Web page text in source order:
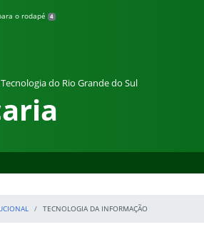
o rodapé 4
do Rio Grande do Sul
TECNOLOGIA DA INFORMAÇÃO